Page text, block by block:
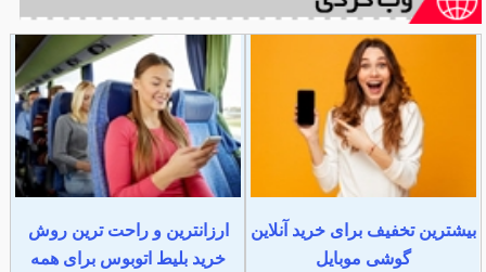
بیشترین تخفیف برای خرید آنلاین
گوشی موبایل
ارزانترین و راحت ترین روش
خرید بلیط اتوبوس برای همه